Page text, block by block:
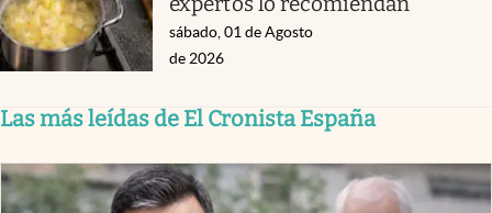
sábado, 01 de Agosto
de 2026
Las más leídas de El Cronista España